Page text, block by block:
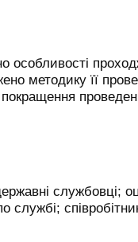
особливості
методику її
службовці;
службі;